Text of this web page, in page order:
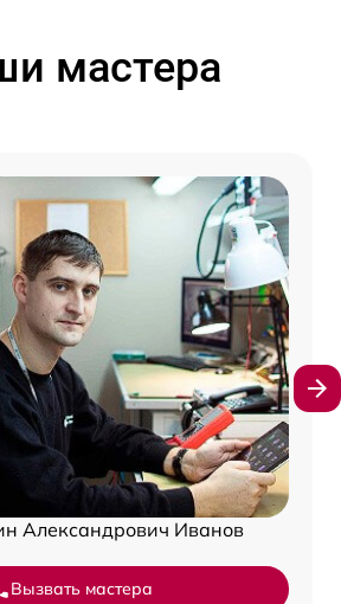
мастера
Александрович Иванов
Вызвать мастера